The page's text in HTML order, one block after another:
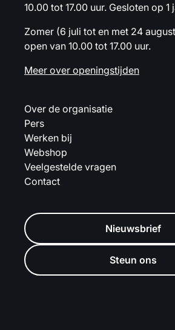
10.00 tot 17.00 uur. Gesloten op 1
Zomer (6 juli tot en met 24
open van 10.00 tot 17.00 uur.
Meer over openingstijden
Over de organisatie
Pers
Werken bij
Webshop
Veelgestelde vragen
Contact
Nieuwsbrief
Steun ons